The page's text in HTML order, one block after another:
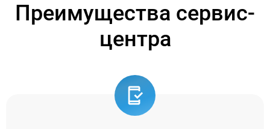
Преимущества сервис-
центра